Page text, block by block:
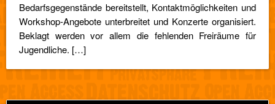
Bedarfsgegenstände bereitstellt, Kontaktmöglichkeiten und
Workshop-Angebote unterbreitet und Konzerte organisiert.
Beklagt werden vor allem die fehlenden Freiräume für
Jugendliche. […]